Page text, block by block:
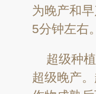
为晚产和
5分钟左右
超级种
超级晚产